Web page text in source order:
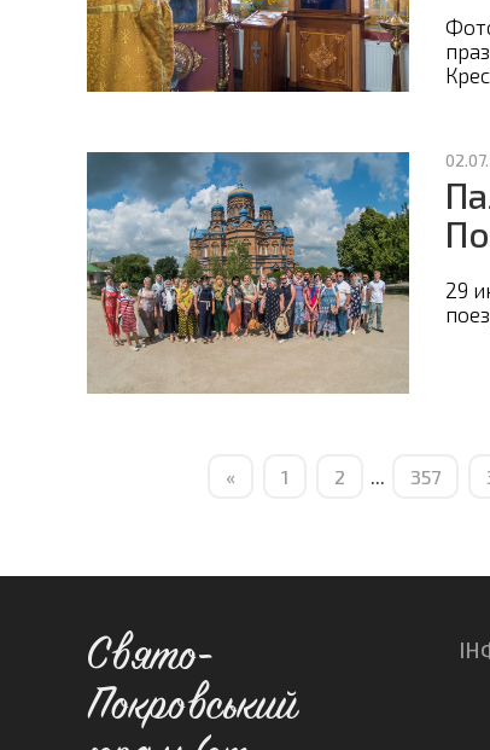
29
« 1 2 ... 357
Свято-
Покровський